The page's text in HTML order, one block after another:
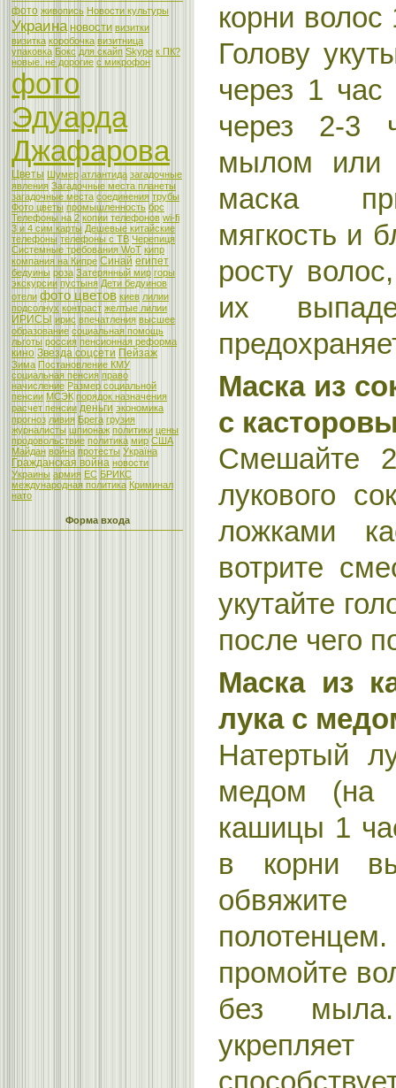
фото живопись Новости культуры
Украина новости визитки
визитка коробочка визитница
упаковка Бокс для скайп Skype к ПК?
новые. не дорогие с микрофон
фото
Эдуарда
Джафарова
Цветы Шумер атлантида загадочные
явления Загадочные места планеты
загадочные места соединения трубы
Фото цветы промышленность брс
Телефоны на 2 копии телефонов wi-fi
3 и 4 сим карты Дешевые китайские
телефоны телефоны с ТВ Черепиця
Системные требования WoT кипр
компания на Кипре Синай египет
бедуины роза Затерянный мир горы
экскурсии пустыня Дети бедуинов
отели фото цветов киев лилии
подсолнух контраст желтые лилии
ИРИСЫ ирис впечатления высшее
образование социальная помощь
льготы россия пенсионная реформа
кино Звезда соцсети Пейзаж
Зима Постановление КМУ
социальная пенсия право
начисление Размер социальной
пенсии МСЭК порядок назначения
расчет пенсии деньги экономика
прогноз ливия Брега грузия
журналисты шпионаж политики цены
продовольствие политика мир США
Майдан война протесты Україна
Гражданская война новости
Украины армия ЕС БРИКС
международная политика Криминал
нато
Форма входа
корни
Голову
через 1
через 2-3
мылом или
маска
мягкость и
росту
их
Маска из
с
Смешайте
лукового
ложками
вотрите
укутайте
после чего
Маска из
лука с
Натертый
медом (на
кашицы 1
в корни
промойте
без